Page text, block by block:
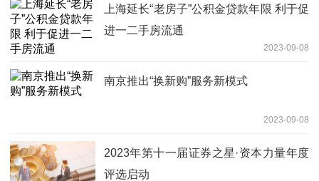
上海延长“老房子”公积金贷款年限 利于促
进一二手房流通
2023-09-08
南京推出“换新购”服务新模式
2023-09-08
2023年第十一届证券之星·资本力量年度
评选启动